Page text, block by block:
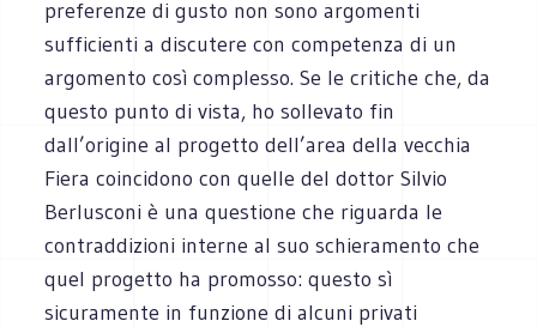
preferenze di gusto non sono argomenti
sufficienti a discutere con competenza di un
argomento così complesso. Se le critiche che, da
questo punto di vista, ho sollevato fin
dall’origine al progetto dell’area della vecchia
Fiera coincidono con quelle del dottor Silvio
Berlusconi è una questione che riguarda le
contraddizioni interne al suo schieramento che
quel progetto ha promosso: questo sì
sicuramente in funzione di alcuni privati